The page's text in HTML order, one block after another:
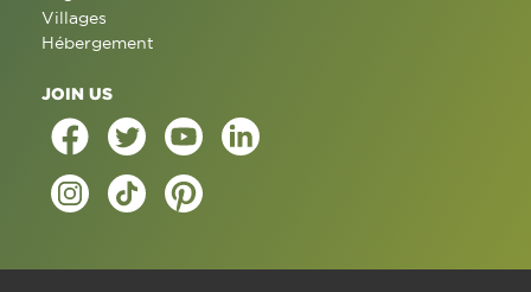
Villages
Hébergement
JOIN US